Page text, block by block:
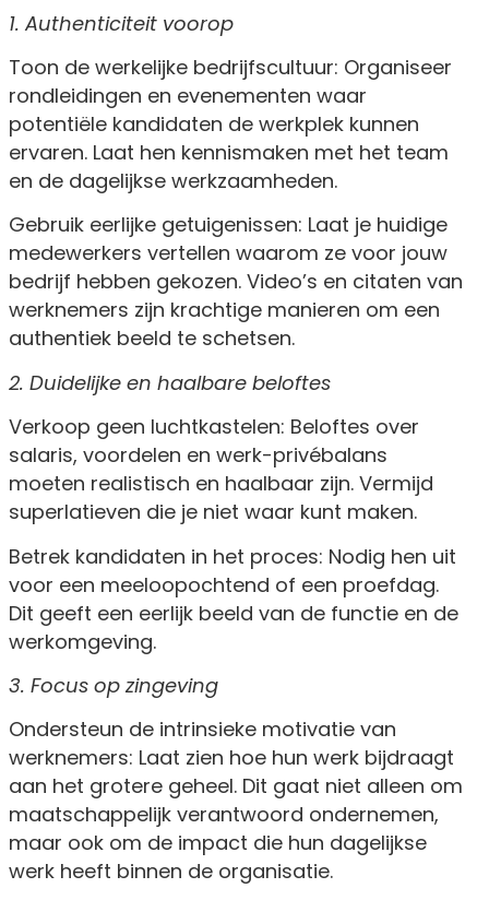
1. Authenticiteit voorop
Toon de werkelijke bedrijfscultuur: Organiseer
rondleidingen en evenementen waar
potentiële kandidaten de werkplek kunnen
ervaren. Laat hen kennismaken met het team
en de dagelijkse werkzaamheden.
Gebruik eerlijke getuigenissen: Laat je huidige
medewerkers vertellen waarom ze voor jouw
bedrijf hebben gekozen. Video’s en citaten van
werknemers zijn krachtige manieren om een
authentiek beeld te schetsen.
2. Duidelijke en haalbare beloftes
Verkoop geen luchtkastelen: Beloftes over
salaris, voordelen en werk-privébalans
moeten realistisch en haalbaar zijn. Vermijd
superlatieven die je niet waar kunt maken.
Betrek kandidaten in het proces: Nodig hen uit
voor een meeloopochtend of een proefdag.
Dit geeft een eerlijk beeld van de functie en de
werkomgeving.
3. Focus op zingeving
Ondersteun de intrinsieke motivatie van
werknemers: Laat zien hoe hun werk bijdraagt
aan het grotere geheel. Dit gaat niet alleen om
maatschappelijk verantwoord ondernemen,
maar ook om de impact die hun dagelijkse
werk heeft binnen de organisatie.